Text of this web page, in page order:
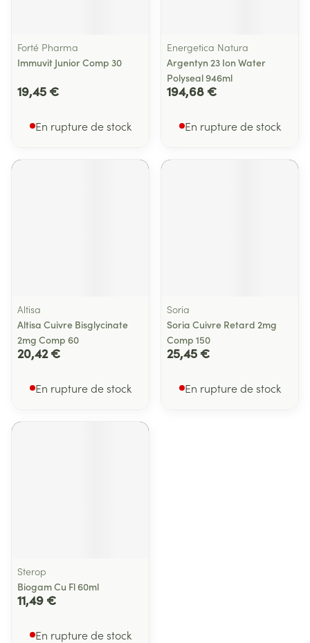
Forté Pharma
Immuvit Junior Comp 30
19,45 €
En rupture de stock
Energetica Natura
Argentyn 23 Ion Water
Polyseal 946ml
194,68 €
En rupture de stock
Altisa
Altisa Cuivre Bisglycinate
2mg Comp 60
20,42 €
En rupture de stock
Soria
Soria Cuivre Retard 2mg
Comp 150
25,45 €
En rupture de stock
Sterop
Biogam Cu Fl 60ml
11,49 €
En rupture de stock